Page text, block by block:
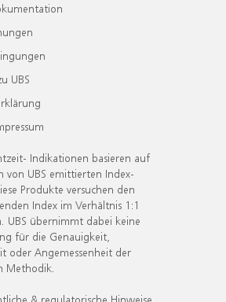
UBS
Indikationen basieren auf
von UBS emittierten Index-
Produkte versuchen den
Index im Verhältnis 1:1
UBS übernimmt dabei keine
für die Genauigkeit,
oder Angemessenheit der
Methodik.